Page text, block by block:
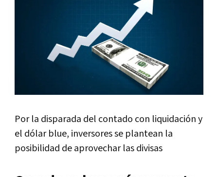
Por la disparada del contado con liquidación y
el dólar blue, inversores se plantean la
posibilidad de aprovechar las divisas